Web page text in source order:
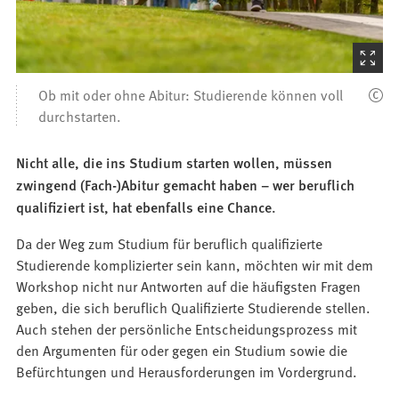
(Startet
den
Ob mit oder ohne Abitur: Studierende können voll
durchstarten.
Nicht alle, die ins Studium starten wollen, müssen
zwingend (Fach-)Abitur gemacht haben – wer beruflich
qualifiziert ist, hat ebenfalls eine Chance.
Da der Weg zum Studium für beruflich qualifizierte
Studierende komplizierter sein kann, möchten wir mit dem
Workshop nicht nur Antworten auf die häufigsten Fragen
geben, die sich beruflich Qualifizierte Studierende stellen.
Auch stehen der persönliche Entscheidungsprozess mit
den Argumenten für oder gegen ein Studium sowie die
Befürchtungen und Herausforderungen im Vordergrund.